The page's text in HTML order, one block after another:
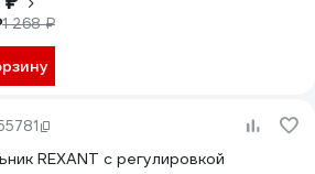
1 268 ₽
REXANT с регулировкой